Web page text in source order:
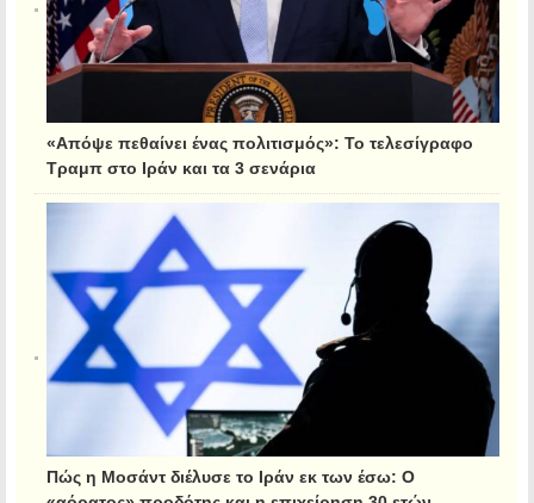
«Απόψε πεθαίνει ένας πολιτισμός»: Το τελεσίγραφο
Τραμπ στο Ιράν και τα 3 σενάρια
Πώς η Μοσάντ διέλυσε το Ιράν εκ των έσω: Ο